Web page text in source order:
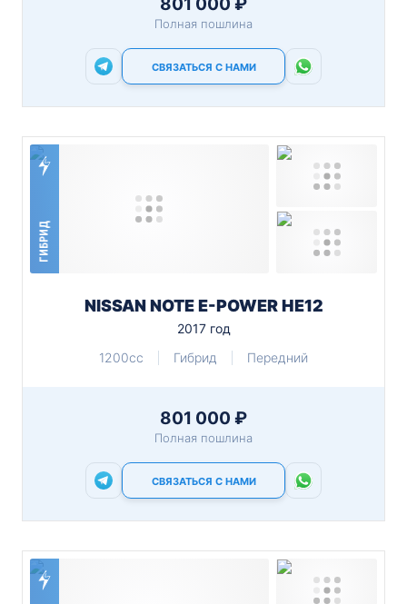
Полная пошлина
СВЯЗАТЬСЯ С НАМИ
ГИБРИД
NISSAN NOTE E-POWER HE12
2017 год
1200cc
Гибрид Передний
801 000 ₽
Полная пошлина
СВЯЗАТЬСЯ С НАМИ